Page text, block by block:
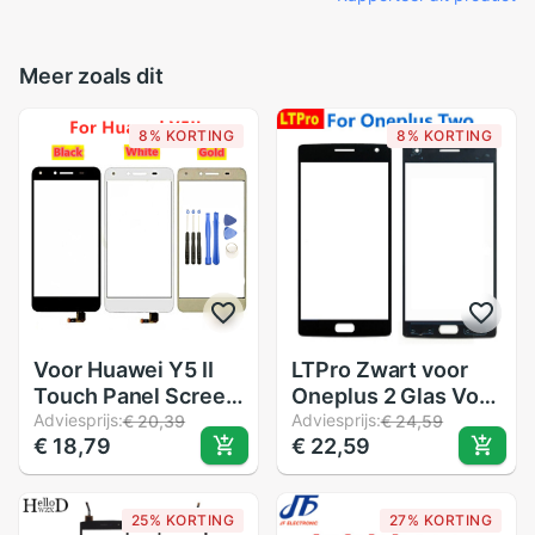
Meer zoals dit
8% KORTING
Voor Huawei Y5 II
Touch Panel Screen
Voor Huawei Y5 ii
glas Screen Y5ii
Touch screen
Digitizer Sensor
CUN-L01 U29 l23
Adviesprijs:€ 20,39
€ 18,79
8% KORTING
LTPro Zwart voor
Oneplus 2 Glas Voor
Outer Lens Touch
Screen Voor
Oneplus2/voor
Oneplus Twee
A2001 Telefoon
Adviesprijs:€ 24,59
€ 22,59
25% KORTING 27% KORTING